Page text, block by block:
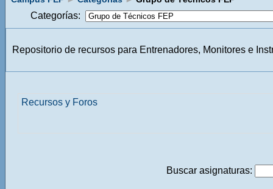
Categorías:
Repositorio de recursos para Entrenadores, Monitores e
Recursos y Foros
Buscar asignaturas: